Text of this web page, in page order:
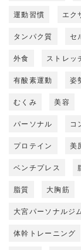
運動習慣 エク
タンパク質 セ
外食 ストレッ
有酸素運動 姿
むくみ 美容
パーソナル コ
プロテイン 美
ベンチプレス
脂質 大胸筋
大宮パーソナルジ
体幹トレーニング